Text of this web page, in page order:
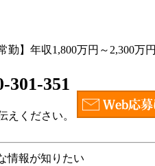
】年収1,800万円～2,300万円
301-351
えください。
情報が知りたい